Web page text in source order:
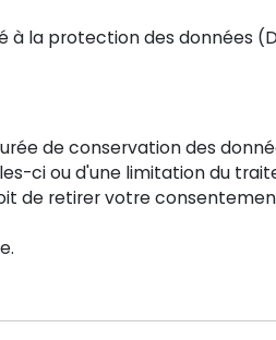
à la protection des données
de conservation des
ci ou d'une limitation du
de retirer votre